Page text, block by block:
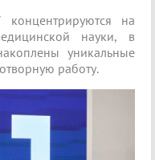
концентрируются на
науки, в
уникальные
работу.